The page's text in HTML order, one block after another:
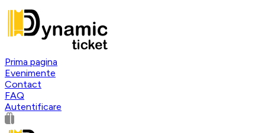
Prima pagina
Evenimente
Contact
FAQ
Autentificare